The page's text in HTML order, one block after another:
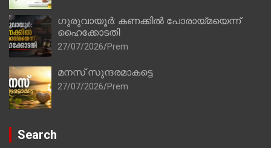
ഗുരുവായൂർ: കണക്കിൽ പോരായ്മയെന്ന്
ഹൈക്കോടതി
27/07/2026 Prem
മനസ് സുന്ദരമാകട്ടെ
27/07/2026 Prem
Search